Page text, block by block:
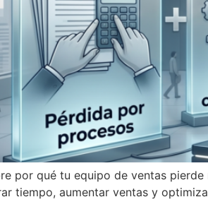
por qué tu equipo de ventas
tiempo, aumentar ventas y